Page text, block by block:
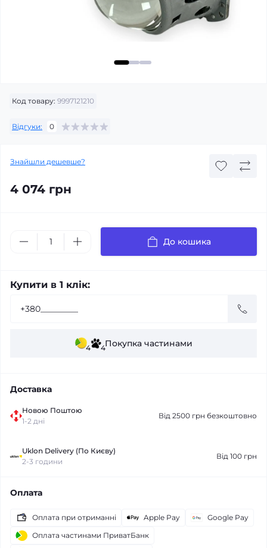
Код товару: 9997121210
Відгуки: 0
Знайшли дешевше?
4 074 грн
До кошика
Купити в 1 клік:
4 4Покупка частинами
Доставка
Новою Поштою
1-2 дні
Від 2500 грн безкоштовно
Uklon Delivery (По Києву)
2-3 години
Від 100 грн
Оплата
Оплата при отриманні Apple Pay
Google Pay
Оплата частинами ПриватБанк